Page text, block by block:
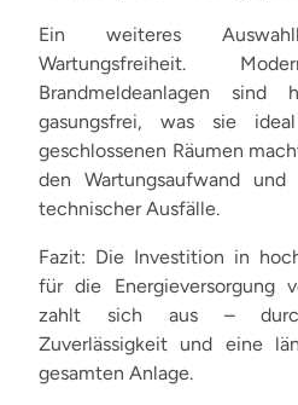
Ein weiteres
Wartungsfreiheit.
Brandmeldeanlagen sind
gasungsfrei, was sie
geschlossenen Räumen
den Wartungsaufwand
technischer Ausfälle.
Fazit: Die Investition in
für die Energieversorgung
zahlt sich aus –
Zuverlässigkeit und eine
gesamten Anlage.